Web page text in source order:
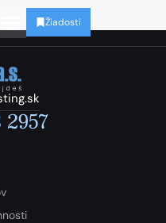
Žiadosti